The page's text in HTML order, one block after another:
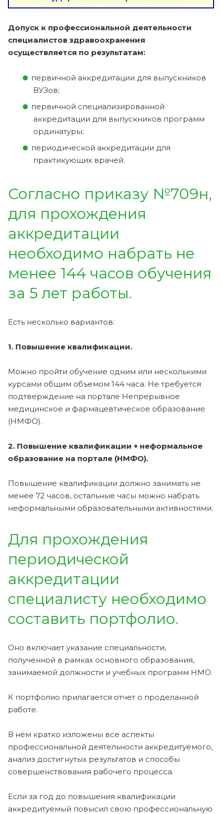
Допуск к профессиональной деятельности
специалистов здравоохранения
осуществляется по результатам:
первичной аккредитации для выпускников
ВУЗов;
первичной специализированной
аккредитации для выпускников программ
ординатуры;
периодической аккредитации для
практикующих врачей.
Согласно приказу №709н,
для прохождения
аккредитации
необходимо набрать не
менее 144 часов обучения
за 5 лет работы.
Есть несколько вариантов:
1. Повышение квалификации.
Можно пройти обучение одним или несколькими
курсами общим объемом 144 часа. Не требуется
подтверждение на портале Непрерывное
медицинское и фармацевтическое образование
(НМФО).
2. Повышение квалификации + неформальное
образование на портале (НМФО).
Повышение квалификации должно занимать не
менее 72 часов, остальные часы можно набрать
неформальными образовательными активностями.
Для прохождения
периодической
аккредитации
специалисту необходимо
составить портфолио.
Оно включает указание специальности,
полученной в рамках основного образования,
занимаемой должности и учебных программ НМО.
К портфолио прилагается отчет о проделанной
работе.
В нём кратко изложены все аспекты
профессиональной деятельности аккредитуемого,
анализ достигнутых результатов и способы
совершенствования рабочего процесса.
Если за год до повышения квалификации
аккредитуемый повысил свою профессиональную